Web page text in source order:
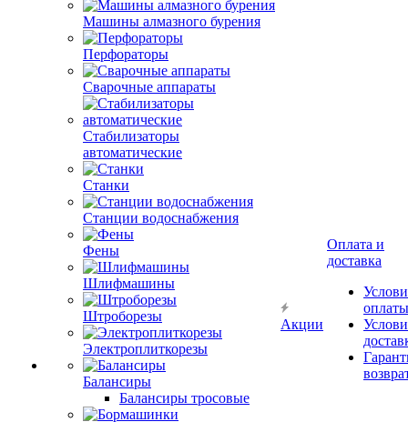
Машины алмазного бурения
Перфораторы
Сварочные аппараты
Стабилизаторы
автоматические
Станки
Станции водоснабжения
Фены
Шлифмашины
Штроборезы
Электроплиткорезы
Балансиры
Балансиры тросовые
Акции
Оплата и
доставка
оплаты